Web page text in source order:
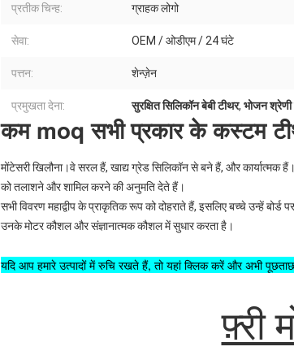
प्रतीक चिन्ह: ग्राहक लोगो
सेवा: OEM / ओडीएम / 24 घंटे
पत्तन: शेन्ज़ेन
प्रमुखता देना: सुरक्षित सिलिकॉन बेबी टीथर, भोजन श्रेणी
कम moq सभी प्रकार के कस्टम
मोंटेसरी खिलौना।वे सरल हैं, खाद्य ग्रेड सिलिकॉन से बने हैं, और कार्यात्मक
को तलाशने और शामिल करने की अनुमति देते हैं।
सभी विवरण महाद्वीप के प्राकृतिक रूप को दोहराते हैं, इसलिए बच्चे उन्हें
उनके मोटर कौशल और संज्ञानात्मक कौशल में सुधार करता है।
यदि आप हमारे उत्पादों में रुचि रखते हैं, तो यहां क्लिक करें और अभी
फ़्री